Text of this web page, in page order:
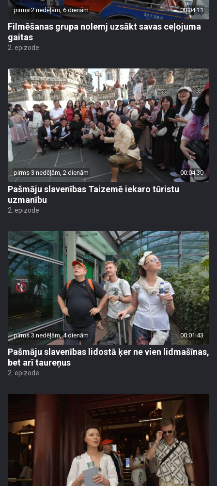
pirms 2 nedēļām, 6 dienām 00:04:11
Filmēšanas grupa nolemj uzsākt savas ceļojuma
gaitas
2. epizode
pirms 3 nedēļām, 2 dienām 00:04:30
Pašmāju slavenības Taizemē iekaro tūristu
uzmanību
2. epizode
pirms 3 nedēļām, 4 dienām 00:01:43
Pašmāju slavenības lidostā ķer ne vien lidmašīnas,
bet arī taureņus
2. epizode